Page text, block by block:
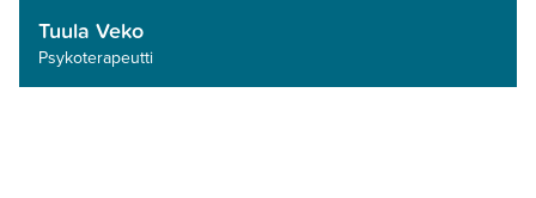
Tuula Veko
Psykoterapeutti­